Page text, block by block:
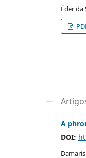
Éder da
A
DOI: